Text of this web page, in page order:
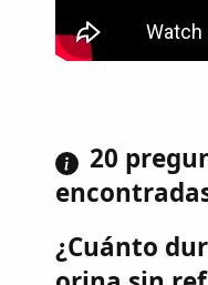
20
¿Cuánto